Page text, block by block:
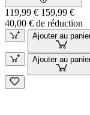
119,99 € 159,99 €
40,00 € de réduction
Ajouter au
Ajouter au